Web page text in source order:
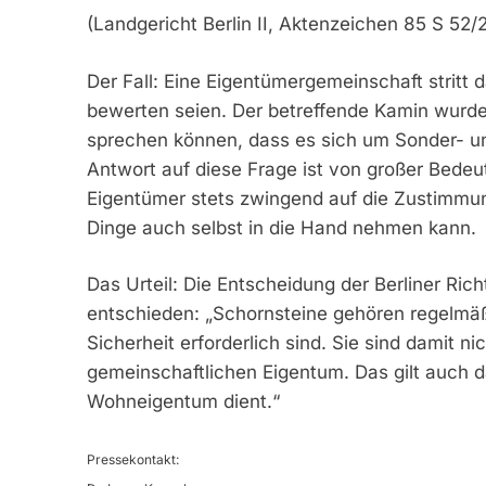
(Landgericht Berlin II, Aktenzeichen 85 S 52/
Der Fall: Eine Eigentümergemeinschaft stritt
bewerten seien. Der betreffende Kamin
sprechen können, dass es sich um Sonder-
Antwort auf diese Frage ist von großer
Eigentümer stets zwingend auf die
Dinge auch selbst in die Hand nehmen kann.
Das Urteil: Die Entscheidung der Berliner
entschieden: „Schornsteine gehören
Sicherheit erforderlich sind. Sie sind damit
gemeinschaftlichen Eigentum. Das gilt auch
Wohneigentum dient.“
Pressekontakt: